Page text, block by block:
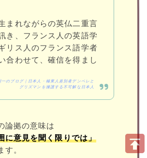
まれながらの英仏二重言
き、フランス人の英語学
リス人のフランス語学者
合わせて、確信を得まし
一のブログ | 日本人・極東人差別者デンベレと
グリズマンを擁護する不可解な日本人
論拠の意味は
に意見を聞く限りでは」
す。